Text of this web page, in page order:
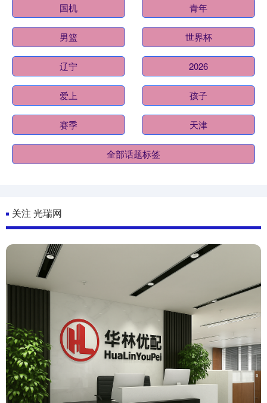
国机 青年
男篮 世界杯
辽宁 2026
爱上 孩子
赛季 天津
全部话题标签
关注 光瑞网